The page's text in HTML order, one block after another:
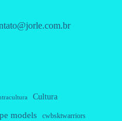
Cultura
models cwbsktwarriors